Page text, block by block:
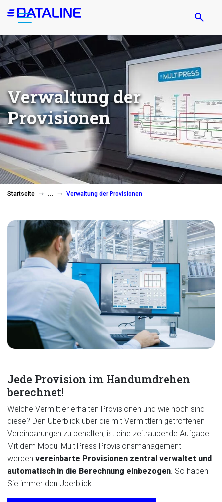
Direkt
zum
Verwaltung der
Provisionen
Startseite Verwaltung der Provisionen
Jede Provision im Handumdrehen
berechnet!
Welche Vermittler erhalten Provisionen und wie hoch sind
diese? Den Überblick über die mit Vermittlern getroffenen
Vereinbarungen zu behalten, ist eine zeitraubende Aufgabe.
Mit dem Modul MultiPress Provisionsmanagement
werden vereinbarte Provisionen zentral verwaltet und
automatisch in die Berechnung einbezogen . So haben
Sie immer den Überblick.